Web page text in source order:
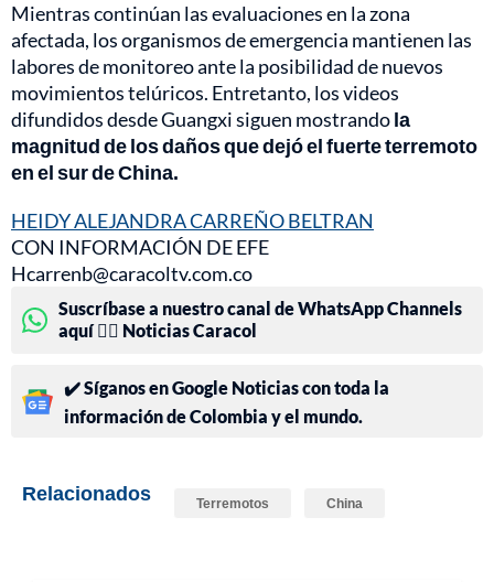
Mientras continúan las evaluaciones en la zona
afectada, los organismos de emergencia mantienen las
labores de monitoreo ante la posibilidad de nuevos
movimientos telúricos. Entretanto, los videos
difundidos desde Guangxi siguen mostrandola
magnitud de los daños que dejó el fuerte terremoto
en el sur de China.
HEIDY ALEJANDRA CARREÑO BELTRAN
CON INFORMACIÓN DE EFE
Hcarrenb@caracoltv.com.co
Suscríbase a nuestro canal de WhatsApp Channels
aquí 👉🏻 Noticias Caracol
✔️ Síganos en Google Noticias con toda la
información de Colombia y el mundo.
Relacionados Terremotos China